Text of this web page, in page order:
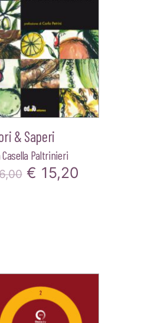
& Saperi
Casella Paltrinieri
Il
€ 15,20